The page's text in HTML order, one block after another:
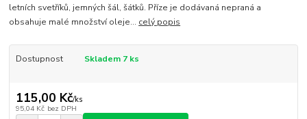
letních svetříků, jemných šál, šátků. Příze je dodávaná nepraná a
obsahuje malé množství oleje... celý popis
Dostupnost Skladem 7 ks
115,00 Kč/ks
95,04 Kč bez DPH